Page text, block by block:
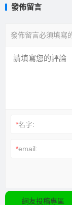
發佈留言
發佈留言必須填寫
*名字:
*email:
網友投稿專區